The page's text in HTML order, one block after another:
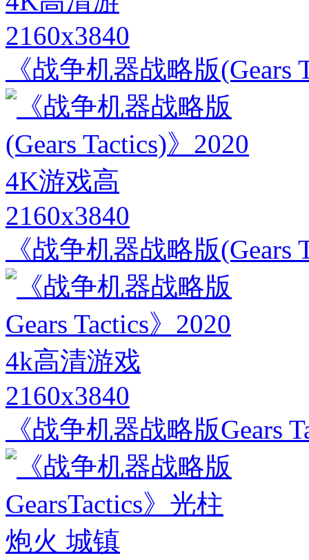
2160x3840
《战争机器战略版
2160x3840
《战争机器战略版
2160x3840
《战争机器战略版Gears